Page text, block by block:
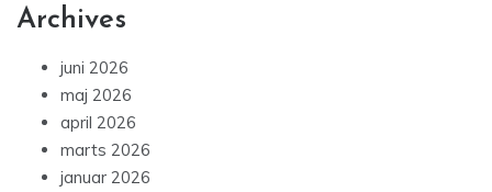
Archives
juni 2026
maj 2026
april 2026
marts 2026
januar 2026